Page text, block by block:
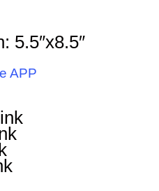
5.5″x8.5″
APP